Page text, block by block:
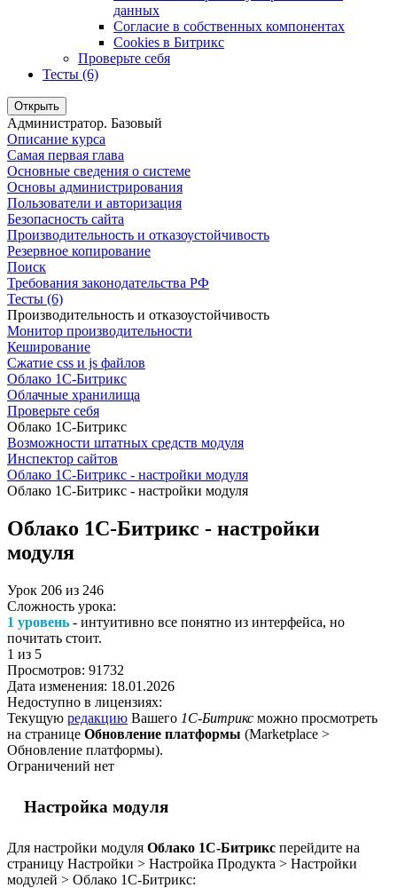
данных
Согласие в собственных компонентах
Cookies в Битрикс
Проверьте себя
Тесты (6)
Открыть
Администратор. Базовый
Описание курса
Самая первая глава
Основные сведения о системе
Основы администрирования
Пользователи и авторизация
Безопасность сайта
Производительность и отказоустойчивость
Резервное копирование
Поиск
Требования законодательства РФ
Тесты (6)
Производительность и отказоустойчивость
Монитор производительности
Кеширование
Сжатие css и js файлов
Облако 1С-Битрикс
Облачные хранилища
Проверьте себя
Облако 1С-Битрикс
Возможности штатных средств модуля
Инспектор сайтов
Облако 1С-Битрикс - настройки модуля
Облако 1С-Битрикс - настройки модуля
Облако 1С-Битрикс - настройки
модуля
Урок 206 из 246
Сложность урока:
1 уровень - интуитивно все понятно из интерфейса, но
почитать стоит.
1 из 5
Просмотров: 91732
Дата изменения: 18.01.2026
Недоступно в лицензиях:
Текущую редакцию Вашего 1С-Битрикс можно просмотреть
на странице Обновление платформы (Marketplace >
Обновление платформы).
Ограничений нет
Настройка модуля
Для настройки модуля Облако 1С-Битрикс перейдите на
страницу Настройки > Настройка Продукта > Настройки
модулей > Облако 1С-Битрикс: